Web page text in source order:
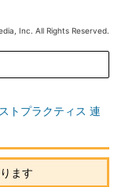
Inc. All Rights Reserved.
トプラクティス 連
ます